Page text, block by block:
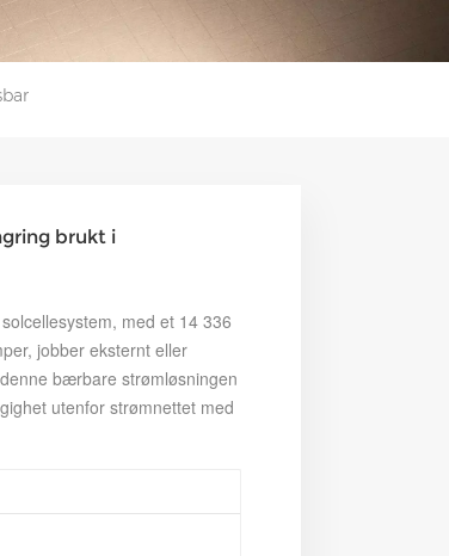
brukt i
med et 14 336
jobber eksternt eller
bærbare strømløsningen
utenfor strømnettet med